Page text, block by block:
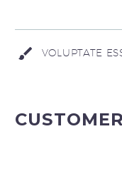
VOLUPTATE